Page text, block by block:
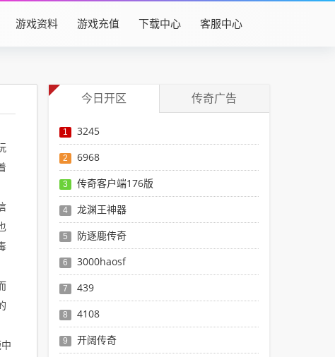
游戏资料 游戏充值 下载中心 客服中心
今日开区 传奇广告
1 3245
2 6968
3 传奇客户端176版
4 龙渊王神器
5 防逐鹿传奇
6 3000haosf
7 439
8 4108
9 开阔传奇